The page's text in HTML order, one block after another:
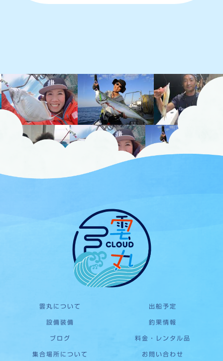
雲丸について 出船予定
設備装備 釣果情報
ブログ 料金・レンタル品
集合場所について お問い合わせ